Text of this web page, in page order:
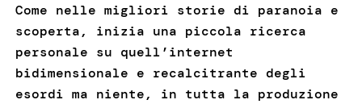
Come nelle migliori storie di paranoia e
scoperta, inizia una piccola ricerca
personale su quell’internet
bidimensionale e recalcitrante degli
esordi ma niente, in tutta la produzione